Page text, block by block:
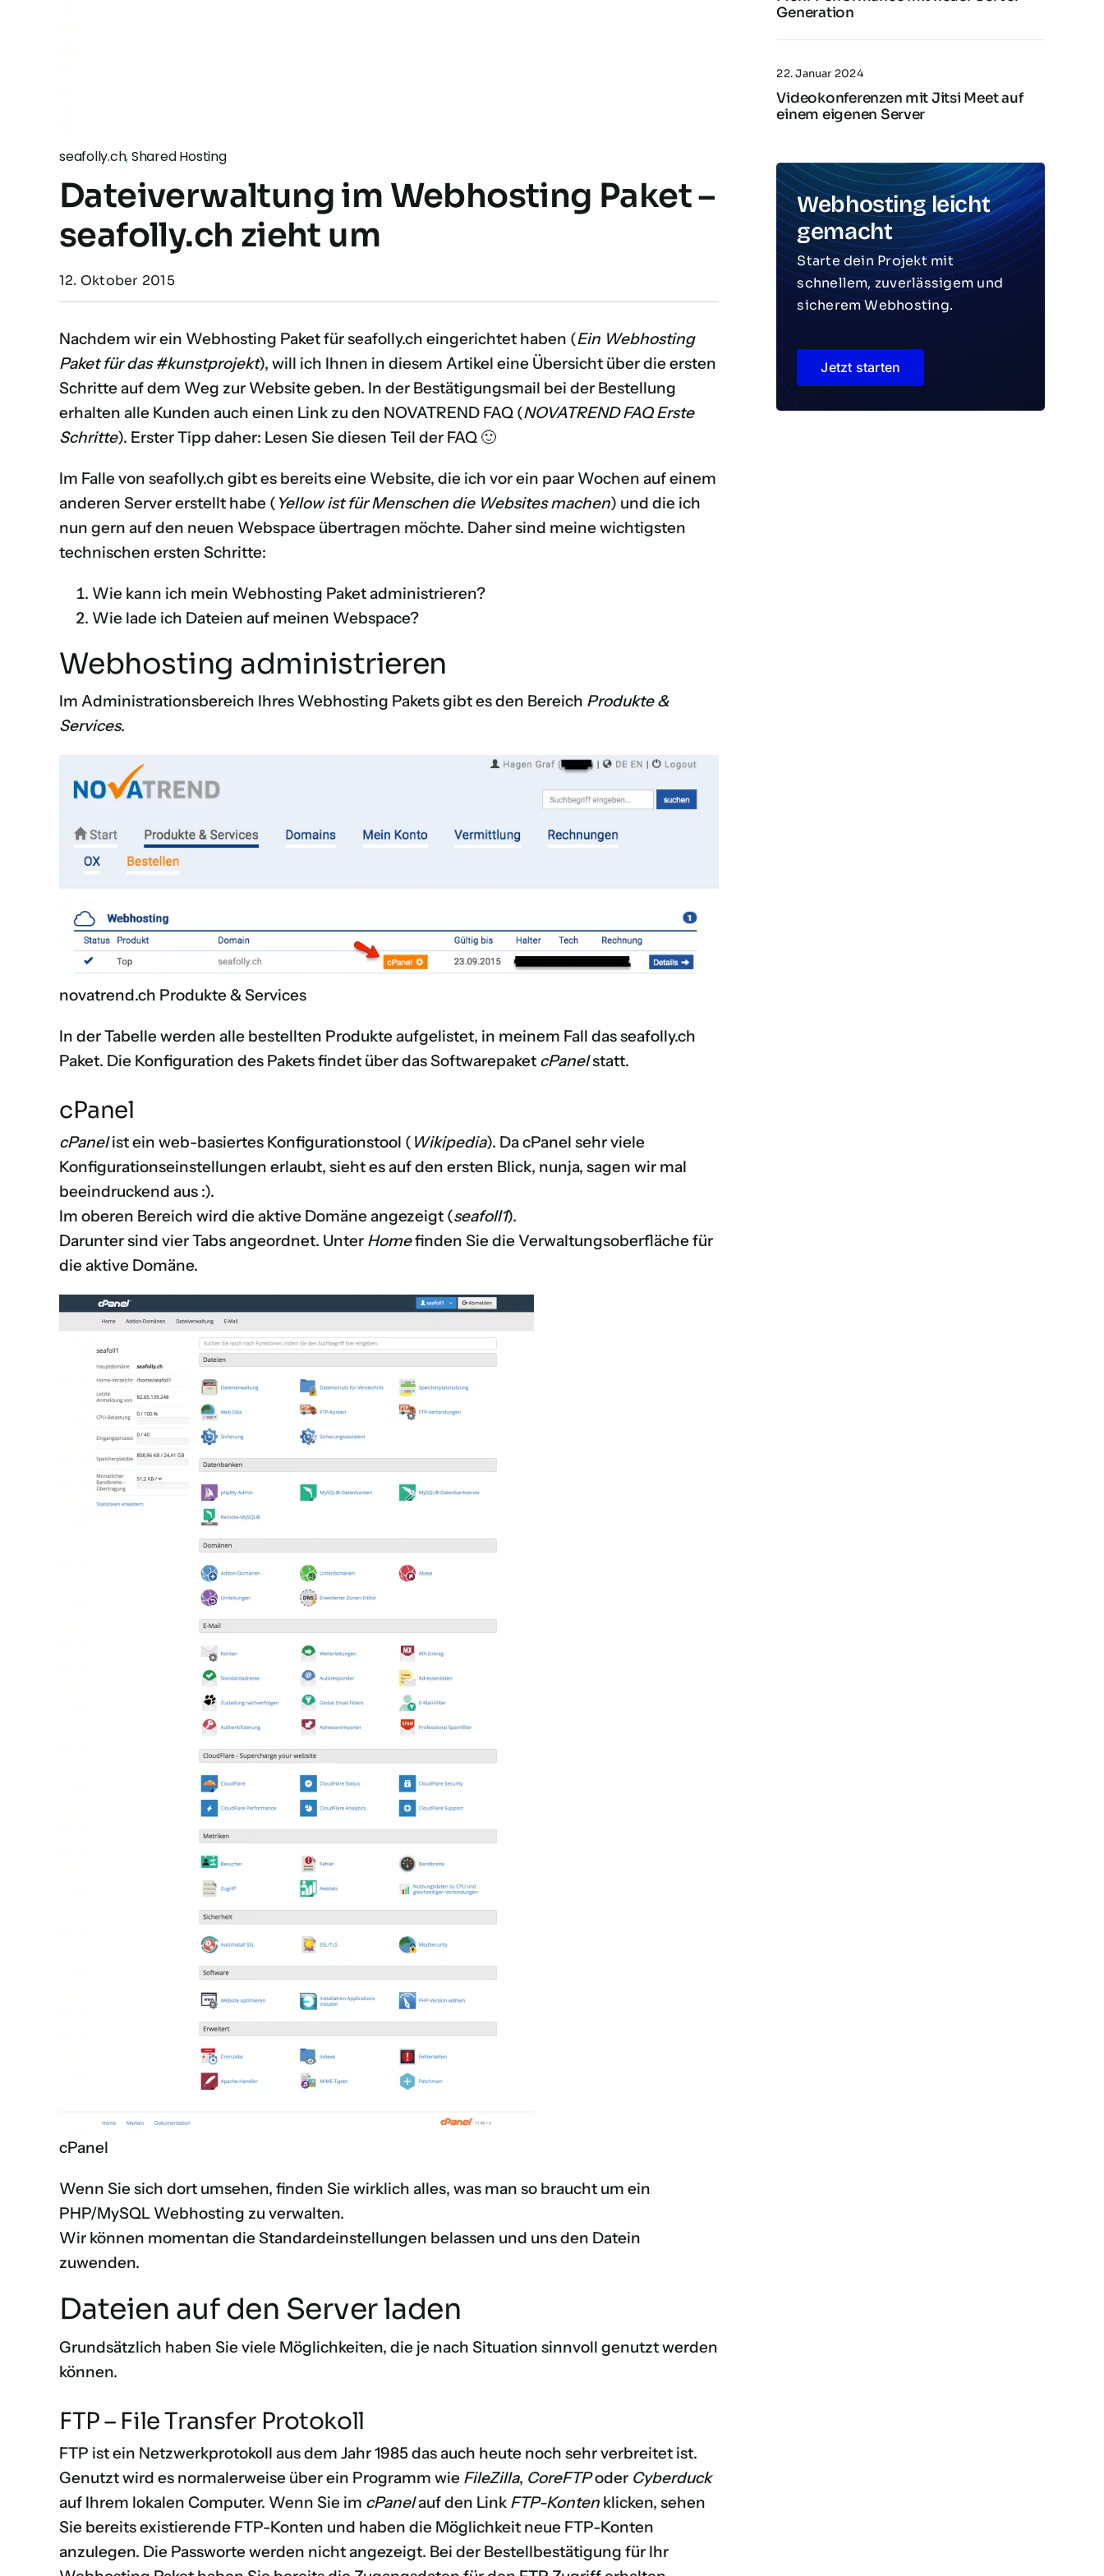
seafolly.ch,Shared Hosting
Dateiverwaltung im Webhosting Paket –
seafolly.ch zieht um
12. Oktober 2015
Nachdem wir ein Webhosting Paket für seafolly.ch eingerichtet haben (Ein Webhosting
Paket für das #kunstprojekt), will ich Ihnen in diesem Artikel eine Übersicht über die ersten
Schritte auf dem Weg zur Website geben. In der Bestätigungsmail bei der Bestellung
erhalten alle Kunden auch einen Link zu den NOVATREND FAQ (NOVATREND FAQ Erste
Schritte). Erster Tipp daher: Lesen Sie diesen Teil der FAQ 🙂
Im Falle von seafolly.ch gibt es bereits eine Website, die ich vor ein paar Wochen auf einem
anderen Server erstellt habe ( Yellow ist für Menschen die Websites machen) und die ich
nun gern auf den neuen Webspace übertragen möchte. Daher sind meine wichtigsten
technischen ersten Schritte:
Wie kann ich mein Webhosting Paket administrieren?
Wie lade ich Dateien auf meinen Webspace?
Webhosting administrieren
Im Administrationsbereich Ihres Webhosting Pakets gibt es den Bereich Produkte &
Services.
novatrend.ch Produkte & Services
In der Tabelle werden alle bestellten Produkte aufgelistet, in meinem Fall das seafolly.ch
Paket. Die Konfiguration des Pakets findet über das Softwarepaket cPanelstatt.
cPanel
cPanelist ein web-basiertes Konfigurationstool ( Wikipedia). Da cPanel sehr viele
Konfigurationseinstellungen erlaubt, sieht es auf den ersten Blick, nunja, sagen wir mal
beeindruckend aus :).
Im oberen Bereich wird die aktive Domäne angezeigt (seafoll1).
Darunter sind vier Tabs angeordnet. Unter Homefinden Sie die Verwaltungsoberfläche für
die aktive Domäne.
cPanel
Wenn Sie sich dort umsehen, finden Sie wirklich alles, was man so braucht um ein
PHP/MySQL Webhosting zu verwalten.
Wir können momentan die Standardeinstellungen belassen und uns den Datein
zuwenden.
Dateien auf den Server laden
Grundsätzlich haben Sie viele Möglichkeiten, die je nach Situation sinnvoll genutzt werden
können.
FTP – File Transfer Protokoll
FTP ist ein Netzwerkprotokoll aus dem Jahr 1985 das auch heute noch sehr verbreitet ist.
Genutzt wird es normalerweise über ein Programm wie FileZilla, CoreFTPoder Cyberduck
auf Ihrem lokalen Computer. Wenn Sie im cPanelauf den Link FTP-Konten klicken, sehen
Sie bereits existierende FTP-Konten und haben die Möglichkeit neue FTP-Konten
anzulegen. Die Passworte werden nicht angezeigt. Bei der Bestellbestätigung für Ihr
Generation
22. Januar 2024
Videokonferenzen mit Jitsi Meet auf
einem eigenen Server
Webhosting leicht
gemacht
Starte dein Projekt mit
schnellem, zuverlässigem und
sicherem Webhosting.
Jetzt starten